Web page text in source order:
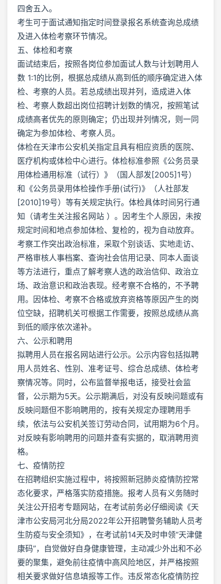
四舍五入。
考生可于面试通知指定时间登录报名系统查询总成绩
及进入体检考察环节情况。
五、体检和考察
面试结束后，按照各岗位参加面试人数与计划聘用人
数 1:1的比例，根据总成绩从高到低的顺序确定进入体
检、考察的人员。若总成绩出现并列，造成进入体
检、考察人数超出岗位招聘计划数的情况，按照笔试
成绩高者优先的原则确定；仍出现并列情况，则一同
确定为参加体检、考察人员。
体检在天津市公安机关指定且具有相应资质的医院、
医疗机构或体检中心进行。体检标准参照《公务员录
用体检通用标准（试行）》（国人部发[2005]1号）
和《公务员录用体检操作手册(试行)》（人社部发
[2010]19号）等有关规定执行。体检具体时间另行通
知（请考生关注报名网站 ）。因考生个人原因，未按
规定时间和地点参加体检、复检的，视为自动放弃。
考察工作突出政治标准，采取个别谈话、实地走访、
严格审核人事档案、查询社会信用记录、同本人面谈
等方法进行，重点了解考察人选的政治信仰、政治立
场、政治意识和政治表现。经考察不合格的，不予聘
用。因体检、考察不合格或放弃资格等原因产生的岗
位空缺，招聘机关可根据工作需要，按照总成绩从高
到低的顺序依次递补。
六、公示和聘用
拟聘用人员在报名网站进行公示。公示内容包括拟聘
用人员姓名、性别、准考证号、综合总成绩、体检考
察情况等。同时，公布监督举报电话，接受社会监
督，公示期为5天。公示期满后，对没有反映问题或有
反映问题但不影响聘用的，按有关规定办理聘用手
续，依法与公安机关签订劳动合同，试用期为6个月。
对反映有影响聘用的问题并查有实据的，取消聘用资
格。
七、疫情防控
在招聘组织实施过程中，将按照新冠肺炎疫情防控常
态化要求，严格落实防疫措施。报考人员有义务随时
关注公开招考专题网站，在考试前务必仔细阅读《天
津市公安局河北分局2022年公开招聘警务辅助人员考
生防疫与安全须知》，在考试前14天及时申领“天津健
康码”，自觉做好自身健康管理，主动减少外出和不必
要的聚集，避免前往疫情中高风险地区，并严格按照
相关要求做好信息填报等工作。违反常态化疫情防控